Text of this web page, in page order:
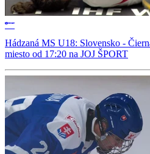
Hádzaná MS U18: Slovensko -
miesto od 17:20 na JOJ ŠPORT